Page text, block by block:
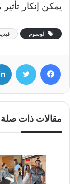
يمكن إنكار تأثير
الوسوم
مقالات ذات صلة